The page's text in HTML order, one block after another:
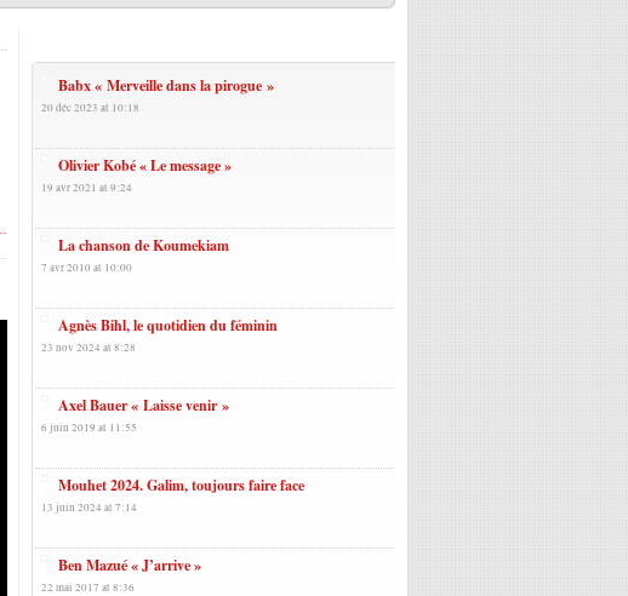
Babx « Merveille dans la pirogue »
20 déc 2023 at 10:18
Olivier Kobé « Le message »
19 avr 2021 at 9:24
La chanson de Koumekiam
7 avr 2010 at 10:00
Agnès Bihl, le quotidien du féminin
23 nov 2024 at 8:28
Axel Bauer « Laisse venir »
6 juin 2019 at 11:55
Mouhet 2024. Galim, toujours faire face
13 juin 2024 at 7:14
Ben Mazué « J’arrive »
22 mai 2017 at 8:36